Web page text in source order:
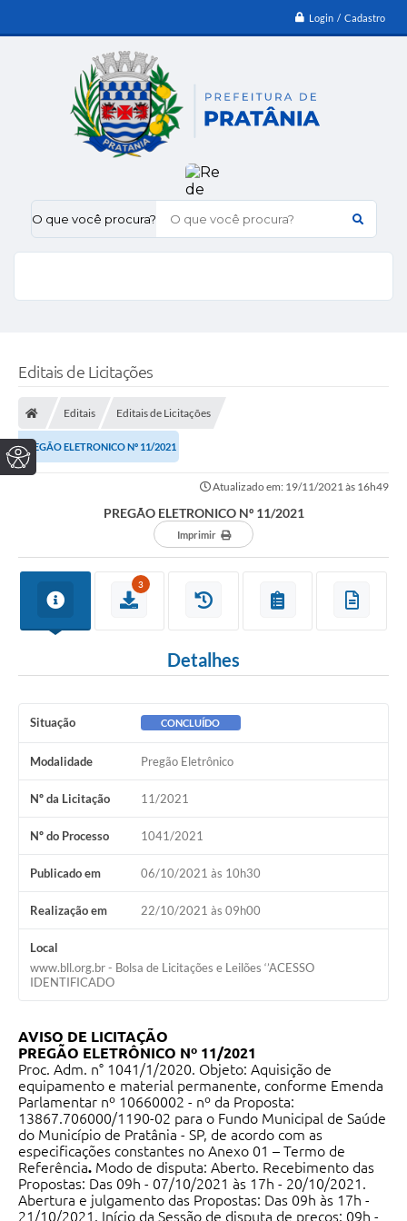
Login / Cadastro
O que você procura?
Editais de Licitações
Editais Editais de Licitações
PREGÃO ELETRONICO Nº 11/2021
Atualizado em: 19/11/2021 às 16h49
PREGÃO ELETRONICO Nº 11/2021
Imprimir
3
Detalhes
Situação CONCLUÍDO
Modalidade Pregão Eletrônico
Nº da Licitação 11/2021
Nº do Processo 1041/2021
Publicado em 06/10/2021 às 10h30
Realização em 22/10/2021 às 09h00
Local
www.bll.org.br - Bolsa de Licitações e Leilões ‘’ACESSO
IDENTIFICADO
AVISO DE LICITAÇÃO
PREGÃO ELETRÔNICO Nº 11/2021
Proc. Adm. n° 1041/1/2020. Objeto: Aquisição de
equipamento e material permanente, conforme Emenda
Parlamentar nº 10660002 - nº da Proposta:
13867.706000/1190-02 para o Fundo Municipal de Saúde
do Município de Pratânia - SP, de acordo com as
especificações constantes no Anexo 01 – Termo de
Referência. Modo de disputa: Aberto. Recebimento das
Propostas: Das 09h - 07/10/2021 às 17h - 20/10/2021.
Abertura e julgamento das Propostas: Das 09h às 17h -
21/10/2021. Início da Sessão de disputa de preços: 09h -